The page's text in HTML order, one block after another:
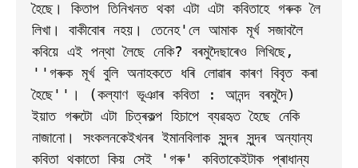
হৈছে। কিতাপ তিনিখনত থকা এটা এটা কবিতাহে গৰুক লৈ
লিখা। বাকীবোৰ নহয়। তেনেহ'লে আমাক মূৰ্খ সজাবলৈ
কবিয়ে এই পন্থা লৈছে নেকি? বৰমুদৈছাৰেও লিখিছে,
''গৰুক মূৰ্খ বুলি অনাহকতে ধৰি লোৱাৰ কাৰণ বিবৃত কৰা
হৈছে''। (কল্যাণ ভূঞাৰ কবিতা : আনন্দ বৰমুদৈ)
ইয়াত গৰুটো এটা চিত্ৰকল্প হিচাপে ব্যৱহৃত হৈছে নেকি
নাজানো। সংকলনকেইখনৰ ইমানবিলাক সুন্দৰ সুন্দৰ অন্যান্য
কবিতা থকাতো কিয় সেই 'গৰু' কবিতাকেইটাক প্ৰাধান্য